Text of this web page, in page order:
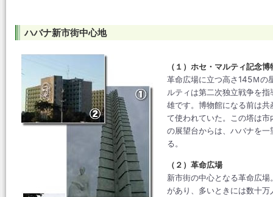
ハバナ新市街中心地
（１）ホセ・マルティ記念博
革命広場に立つ高さ145Ｍの
ルティは第二次独立戦争を
雄です。博物館になる前は
て使われていた。この塔は
の展望台からは、ハバナを一
る。
（２）革命広場
新市街の中心となる革命広
があり、多いときには数十